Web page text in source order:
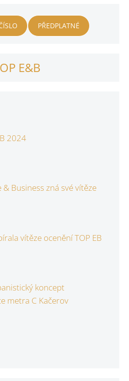
PŘEDPLATNÉ
E&B
2024
& Business zná své vítěze
vítěze ocenění TOP EB
koncept
metra C Kačerov